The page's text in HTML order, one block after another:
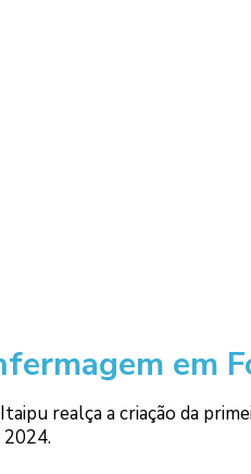
em
realça a criação da
2024.